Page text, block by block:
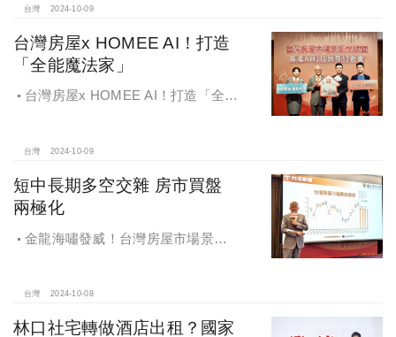
台灣 2024-10-09
台灣房屋x HOMEE AI！打造
「全能魔法家」
台灣房屋x HOMEE AI！打造「全能
台灣 2024-10-09
短中長期多空交雜 房市買盤
兩極化
金龍海嘯發威！台灣房屋市場景氣
望全壘打
台灣 2024-10-08
林口社宅轉做酒店出租？國家